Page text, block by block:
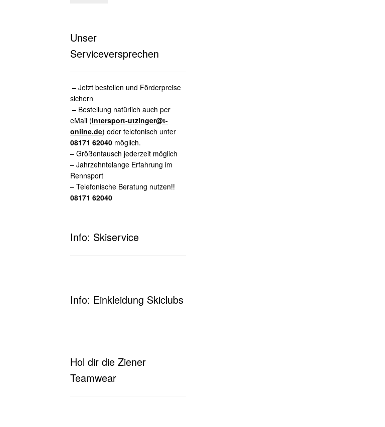
Unser
Serviceversprechen
– Jetzt bestellen und Förderpreise
sichern
– Bestellung natürlich auch per
eMail (intersport-utzinger@t-
online.de) oder telefonisch unter
08171 62040 möglich.
– Größentausch jederzeit möglich
– Jahrzehntelange Erfahrung im
Rennsport
– Telefonische Beratung nutzen!!
08171 62040
Info: Skiservice
Info: Einkleidung Skiclubs
Hol dir die Ziener
Teamwear